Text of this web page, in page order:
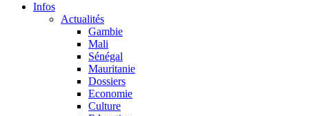
Infos
Actualités
Gambie
Mali
Sénégal
Mauritanie
Dossiers
Economie
Culture